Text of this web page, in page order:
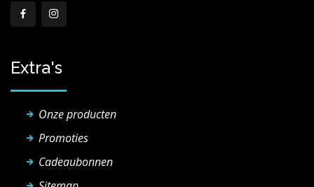
Extra's
Onze producten
Promoties
Cadeaubonnen